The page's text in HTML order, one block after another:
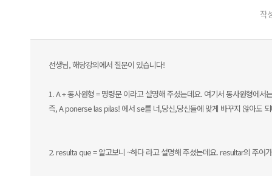
작
선생님, 해당강의에서 질문이 있습니다!
1. A + 동사원형 = 명령문 이라고 설명해 주셨는데요. 여기서 동사원형에
즉, A ponerse las pilas! 에서 se를 너,당신,당신들에 맞게 바꾸지 않아도
2. resulta que = 알고보니 ~하다 라고 설명해 주셨는데요. resultar의 주